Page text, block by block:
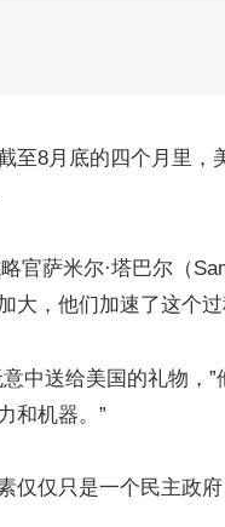
至8月底的四个月里
官萨米尔·塔巴尔（
大，他们加速了这个
中送给美国的礼物，
和机器。”
仅仅只是一个民主政